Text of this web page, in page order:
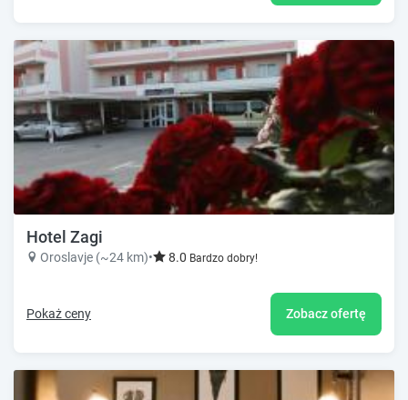
Hotel Zagi
Oroslavje (~24 km)• 8.0 Bardzo dobry!
Pokaż ceny Zobacz ofertę